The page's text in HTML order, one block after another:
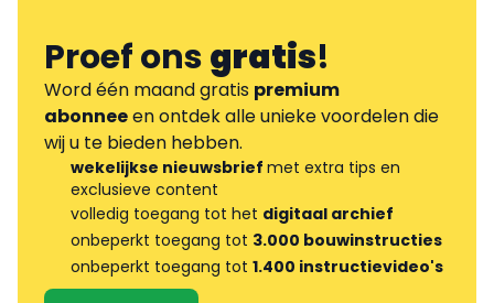
Proef onsgratis!
Word één maand gratis premium
abonneeen ontdek alle unieke voordelen die
wij u te bieden hebben.
wekelijkse nieuwsbrief met extra tips en
exclusieve content
volledig toegang tot het digitaal archief
onbeperkt toegang tot 3.000 bouwinstructies
onbeperkt toegang tot 1.400 instructievideo's